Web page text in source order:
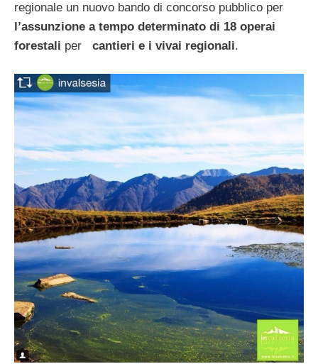
regionale un nuovo bando di concorso pubblico per
l’assunzione a tempo determinato di 18 operai
forestali per cantieri e i vivai regionali.